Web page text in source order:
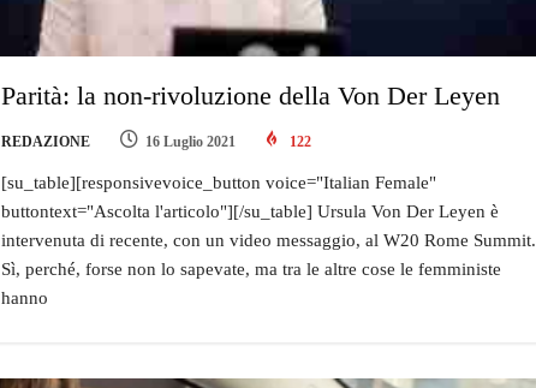
Parità: la non-rivoluzione della Von Der Leyen
REDAZIONE 16 Luglio 2021 122
[su_table][responsivevoice_button voice="Italian Female"
buttontext="Ascolta l'articolo"][/su_table] Ursula Von Der Leyen è
intervenuta di recente, con un video messaggio, al W20 Rome Summit.
Sì, perché, forse non lo sapevate, ma tra le altre cose le femministe
hanno